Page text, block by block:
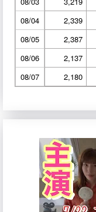
08/04
2,339
08/05
2,387
08/06
2,137
08/07
2,180